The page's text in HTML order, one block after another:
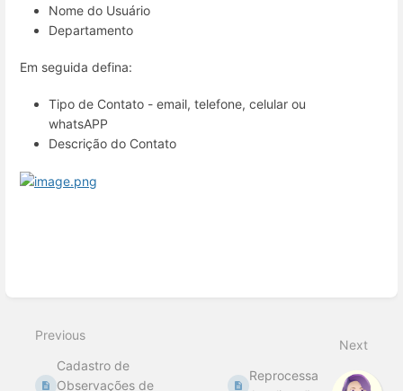
Nome do Usuário
Departamento
Em seguida defina:
Tipo de Contato - email, telefone, celular ou
whatsAPP
Descrição do Contato
mode
Previous
Cadastro de
Observações de
Next
Reprocessa